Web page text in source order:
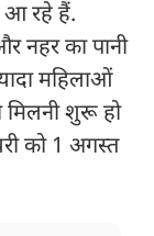
आ रहे हैं.
नहर का पानी
महिलाओं
मिलनी शुरू हो
को 1 अगस्त